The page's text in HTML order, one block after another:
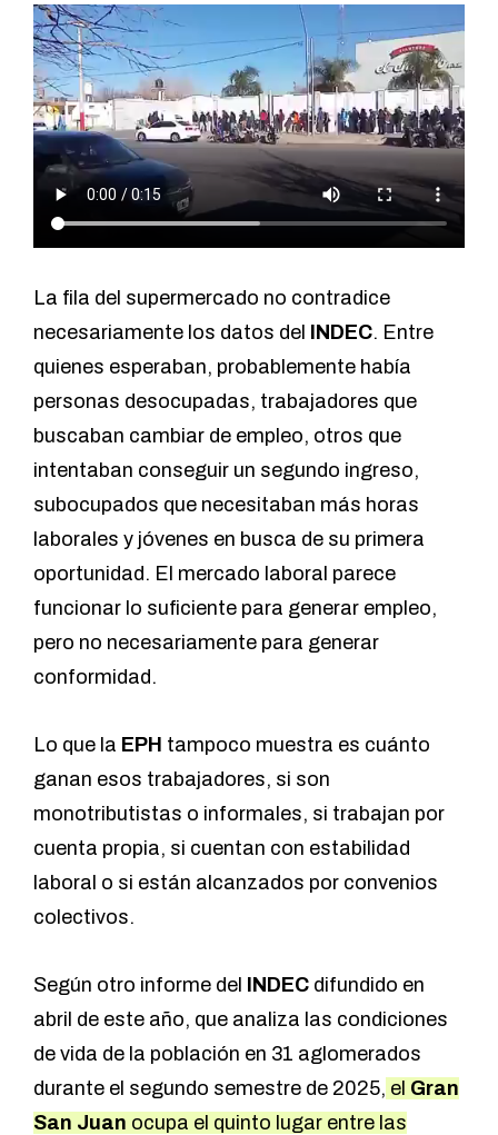
La fila del supermercado no contradice
necesariamente los datos del INDEC. Entre
quienes esperaban, probablemente había
personas desocupadas, trabajadores que
buscaban cambiar de empleo, otros que
intentaban conseguir un segundo ingreso,
subocupados que necesitaban más horas
laborales y jóvenes en busca de su primera
oportunidad. El mercado laboral parece
funcionar lo suficiente para generar empleo,
pero no necesariamente para generar
conformidad.
Lo que la EPH tampoco muestra es cuánto
ganan esos trabajadores, si son
monotributistas o informales, si trabajan por
cuenta propia, si cuentan con estabilidad
laboral o si están alcanzados por convenios
colectivos.
Según otro informe del INDEC difundido en
abril de este año, que analiza las condiciones
de vida de la población en 31 aglomerados
durante el segundo semestre de 2025, el Gran
San Juan ocupa el quinto lugar entre las